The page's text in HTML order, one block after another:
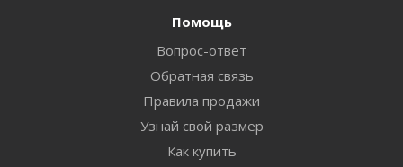
Помощь
Вопрос-ответ
Обратная связь
Правила продажи
Узнай свой размер
Как купить